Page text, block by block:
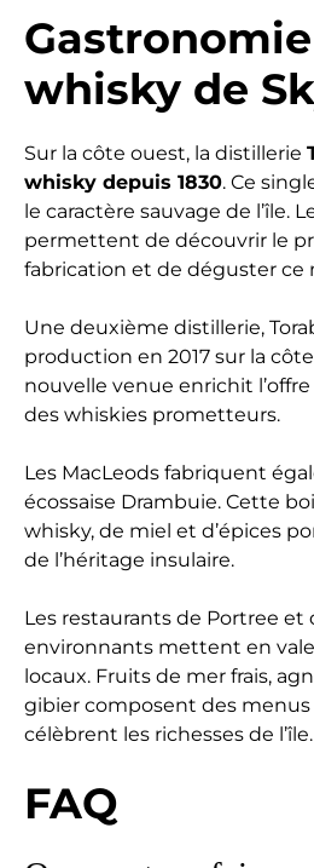
whisky de
Sur la côte ouest, la distillerie
whisky depuis 1830. Ce
le caractère sauvage de l’île.
permettent de découvrir le
fabrication et de déguster ce
Une deuxième distillerie,
production en 2017 sur la
nouvelle venue enrichit
des whiskies prometteurs.
Les MacLeods fabriquent
écossaise Drambuie. Cette
whisky, de miel et d’épices
de l’héritage insulaire.
Les restaurants de Portree et
environnants mettent en
locaux. Fruits de mer frais,
gibier composent des menus
célèbrent les richesses de l’île.
FAQ